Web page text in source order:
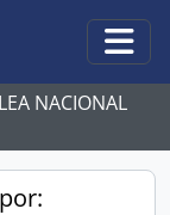
NACIONAL